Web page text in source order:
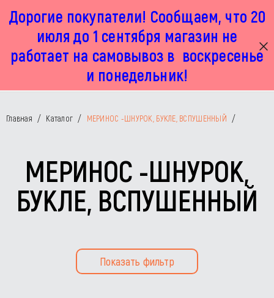
Дорогие покупатели! Сообщаем, что 20
июля до 1 сентября магазин не
работает на самовывоз в воскресенье
и понедельник!
г. Москва, Маленковская 32 стр 2А
пн-пт с 11:00 до 19:00, сб с 11:00 до 17:00
+7 925 449 67 92
Главная / Каталог / МЕРИНОС -ШНУРОК, БУКЛЕ, ВСПУШЕННЫЙ /
МЕРИНОС -ШНУРОК,
БУКЛЕ, ВСПУШЕННЫЙ
Показать фильтр